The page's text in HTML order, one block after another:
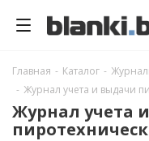
Главная - Каталог -
- Журнал учета и выдачи
Журнал учета